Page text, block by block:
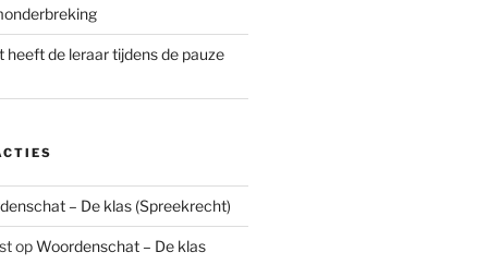
heeft de leraar tijdens de pauze
– De klas (Spreekrecht)
opWoordenschat – De klas